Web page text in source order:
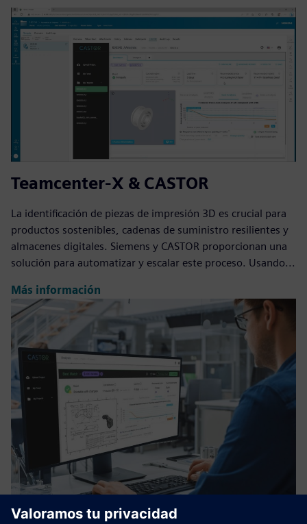
Teamcenter-X & CASTOR
La identificación de piezas de impresión 3D es crucial para
productos sostenibles, cadenas de suministro resilientes y
almacenes digitales. Siemens y CASTOR proporcionan una
solución para automatizar y escalar este proceso. Usando...
Más información